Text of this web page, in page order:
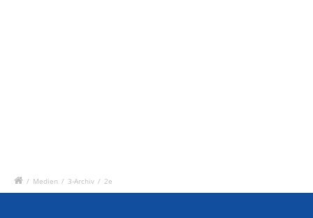
/ Medien / 3-Archiv / 2e